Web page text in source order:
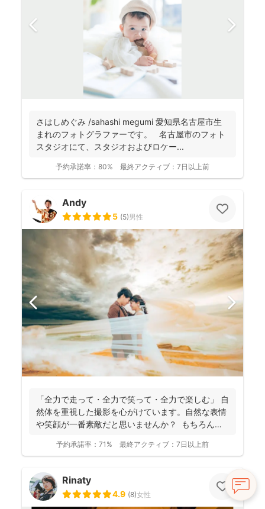
さはしめぐみ /sahashi megumi 愛知県名古屋市生
まれのフォトグラファーです。 名古屋市のフォト
スタジオにて、スタジオおよびロケー...
予約承諾率： 80% 最終アクティブ： 7日以上前
Andy
5 (5)男性
「全力で走って・全力で笑って・全力で楽しむ」 自
然体を重視した撮影を心がけています。自然な表情
や笑顔が一番素敵だと思いませんか？ もちろん、
予約承諾率： 71% 最終アクティブ： 7日以上前
Rinaty
4.9 (8)女性